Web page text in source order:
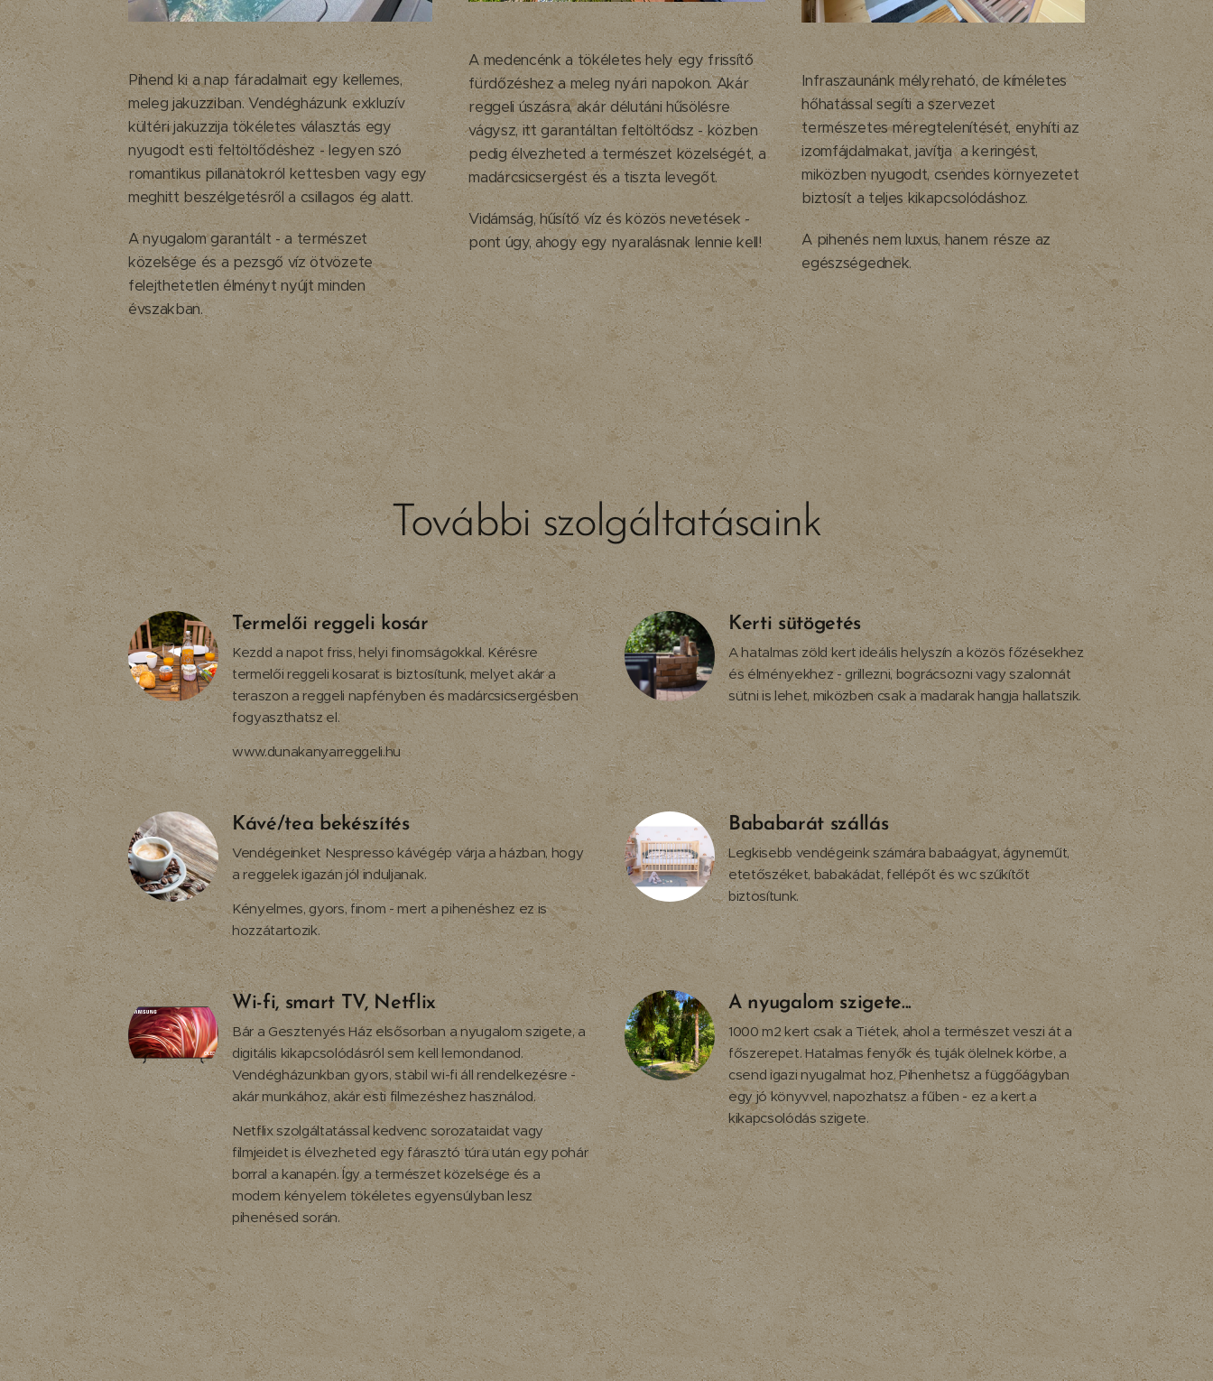
Pihend ki a nap fáradalmait egy kellemes,
meleg jakuzziban. Vendégházunk exkluzív
kültéri jakuzzija tökéletes választás egy
nyugodt esti feltöltődéshez - legyen szó
romantikus pillanatokról kettesben vagy egy
meghitt beszélgetésről a csillagos ég alatt.
A nyugalom garantált - a természet
közelsége és a pezsgő víz ötvözete
felejthetetlen élményt nyújt minden
évszakban.
A medencénk a tökéletes hely egy frissítő
fürdőzéshez a meleg nyári napokon. Akár
reggeli úszásra, akár délutáni hűsölésre
vágysz, itt garantáltan feltöltődsz - közben
pedig élvezheted a természet közelségét, a
madárcsicsergést és a tiszta levegőt.
Vidámság, hűsítő víz és közös nevetések -
pont úgy, ahogy egy nyaralásnak lennie kell!
Infraszaunánk mélyreható, de kíméletes
hőhatással segíti a szervezet
természetes méregtelenítését, enyhíti az
izomfájdalmakat, javítja a keringést,
miközben nyugodt, csendes környezetet
biztosít a teljes kikapcsolódáshoz.
A pihenés nem luxus, hanem része az
egészségednek.
További szolgáltatásaink
Termelői reggeli kosár
Kezdd a napot friss, helyi finomságokkal. Kérésre
termelői reggeli kosarat is biztosítunk, melyet akár a
teraszon a reggeli napfényben és madárcsicsergésben
fogyaszthatsz el.
www.dunakanyarreggeli.hu
Kerti sütögetés
A hatalmas zöld kert ideális helyszín a közös főzésekhez
és élményekhez - grillezni, bográcsozni vagy szalonnát
sütni is lehet, miközben csak a madarak hangja hallatszik.
Kávé/tea bekészítés
Vendégeinket Nespresso kávégép várja a házban, hogy
a reggelek igazán jól induljanak.
Kényelmes, gyors, finom - mert a pihenéshez ez is
hozzátartozik.
Bababarát szállás
Legkisebb vendégeink számára babaágyat, ágyneműt,
etetőszéket, babakádat, fellépőt és wc szűkítőt
biztosítunk.
Wi-fi, smart TV, Netflix
Bár a Gesztenyés Ház elsősorban a nyugalom szigete, a
digitális kikapcsolódásról sem kell lemondanod.
Vendégházunkban gyors, stabil wi-fi áll rendelkezésre -
akár munkához, akár esti filmezéshez használod.
Netflix szolgáltatással kedvenc sorozataidat vagy
filmjeidet is élvezheted egy fárasztó túra után egy pohár
borral a kanapén. Így a természet közelsége és a
modern kényelem tökéletes egyensúlyban lesz
pihenésed során.
A nyugalom szigete...
1000 m2 kert csak a Tiétek, ahol a természet veszi át a
főszerepet. Hatalmas fenyők és tuják ölelnek körbe, a
csend igazi nyugalmat hoz. Pihenhetsz a függőágyban
egy jó könyvvel, napozhatsz a fűben - ez a kert a
kikapcsolódás szigete.